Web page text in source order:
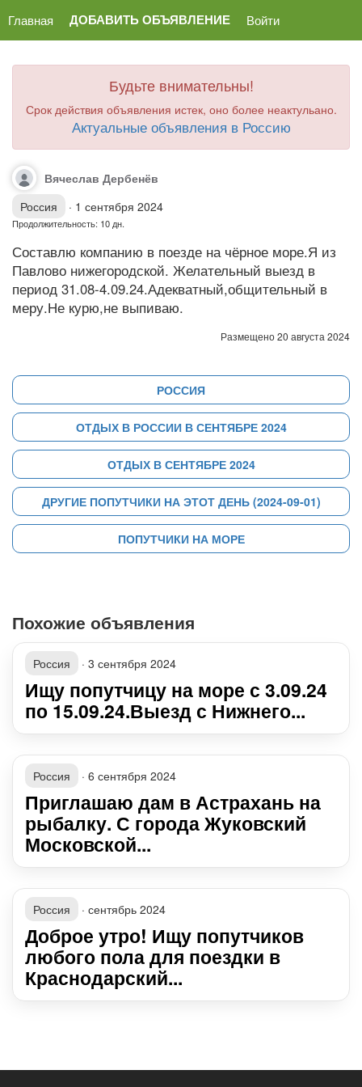
Главная ДОБАВИТЬ ОБЪЯВЛЕНИЕ Войти
Будьте внимательны!
Срок действия объявления истек, оно более неактульано.
Актуальные объявления в Россию
Вячеслав Дербенёв
Россия
· 1 сентября 2024
Продолжительность: 10 дн.
Составлю компанию в поезде на чёрное море.Я из
Павлово нижегородской. Желательный выезд в
период 31.08-4.09.24.Адекватный,общительный в
меру.Не курю,не выпиваю.
Размещено 20 августа 2024
РОССИЯ
ОТДЫХ В РОССИИ В СЕНТЯБРЕ 2024
ОТДЫХ В СЕНТЯБРЕ 2024
ДРУГИЕ ПОПУТЧИКИ НА ЭТОТ ДЕНЬ (2024-09-01)
ПОПУТЧИКИ НА МОРЕ
Похожие объявления
Россия · 3 сентября 2024
Ищу попутчицу на море с 3.09.24
по 15.09.24.Выезд с Нижнего...
Россия · 6 сентября 2024
Приглашаю дам в Астрахань на
рыбалку. С города Жуковский
Московской...
Россия · сентябрь 2024
Доброе утро! Ищу попутчиков
любого пола для поездки в
Краснодарский...